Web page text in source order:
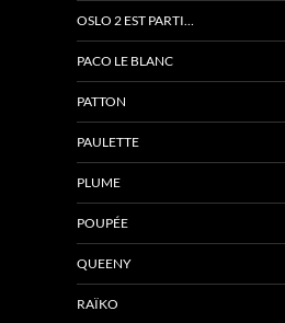
OSLO 2 EST PARTI…
PACO LE BLANC
PATTON
PAULETTE
PLUME
POUPÉE
QUEENY
RAÏKO